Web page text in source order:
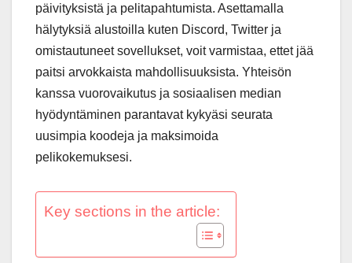
päivityksistä ja pelitapahtumista. Asettamalla
hälytyksiä alustoilla kuten Discord, Twitter ja
omistautuneet sovellukset, voit varmistaa, ettet jää
paitsi arvokkaista mahdollisuuksista. Yhteisön
kanssa vuorovaikutus ja sosiaalisen median
hyödyntäminen parantavat kykyäsi seurata
uusimpia koodeja ja maksimoida
pelikokemuksesi.
Key sections in the article: